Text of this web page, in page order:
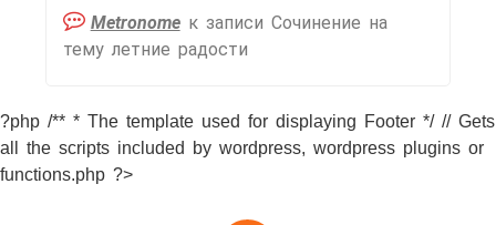
Metronomeк записи Сочинение на
тему летние радости
?php /** * The template used for displaying Footer */ // Gets
all the scripts included by wordpress, wordpress plugins or
functions.php ?>